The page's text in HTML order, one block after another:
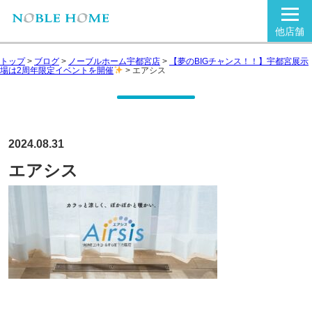
他店舗
トップ> ブログ > ノーブルホーム宇都宮店 >
【夢のBIGチャンス！！】宇都宮展示
場は2周年限定イベントを開催
> エアシス
2024.08.31
エアシス